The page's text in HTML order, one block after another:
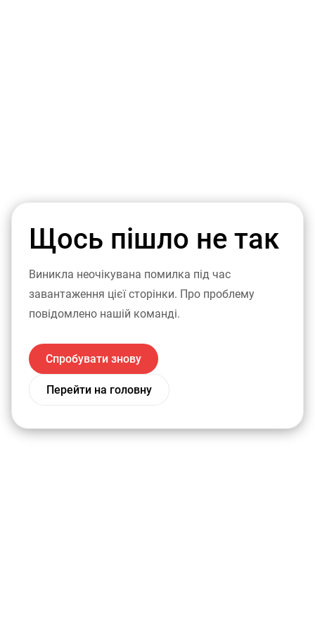
Щось пішло не так
Виникла неочікувана помилка під час
завантаження цієї сторінки. Про проблему
повідомлено нашій команді.
Спробувати знову
Перейти на головну